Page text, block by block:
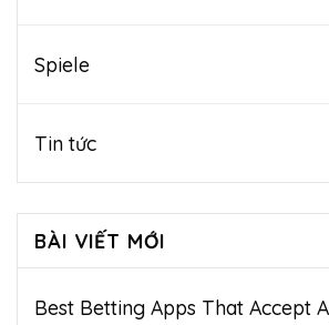
Spiele
Tin tức
BÀI VIẾT MỚI
Best Betting Apps That Accept